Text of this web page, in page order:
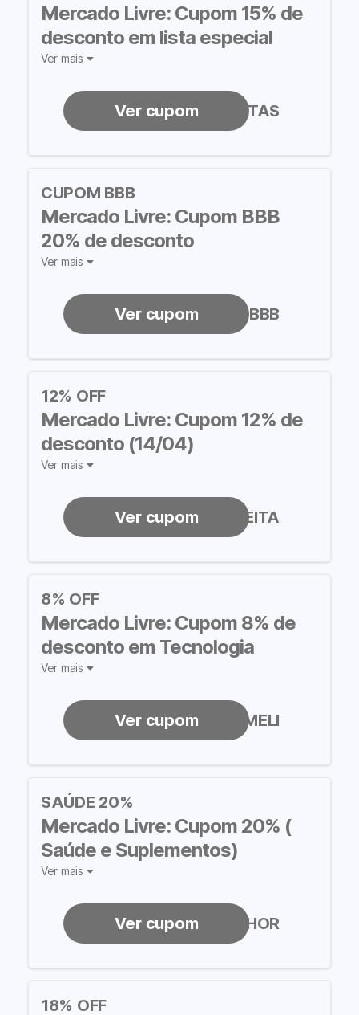
Mercado Livre: Cupom 15% de
desconto em lista especial
Ver mais
MELIOFERTAS
CUPOM BBB
Mercado Livre: Cupom BBB
20% de desconto
Ver mais
OFERTABBB
12% OFF
Mercado Livre: Cupom 12% de
desconto (14/04)
Ver mais
APROVEITA
8% OFF
Mercado Livre: Cupom 8% de
desconto em Tecnologia
Ver mais
TECMELI
SAÚDE 20%
Mercado Livre: Cupom 20% (
Saúde e Suplementos)
Ver mais
VIDAMELHOR
18% OFF